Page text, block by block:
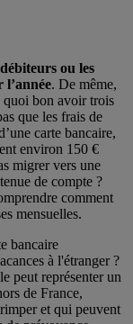
ou les
l’année. De même,
quoi bon avoir trois
que les frais de
carte bancaire,
environ 150 €
migrer vers une
de compte ?
comment
mensuelles.
bancaire
à l'étranger ?
peut représenter un
de France,
et qui peuvent